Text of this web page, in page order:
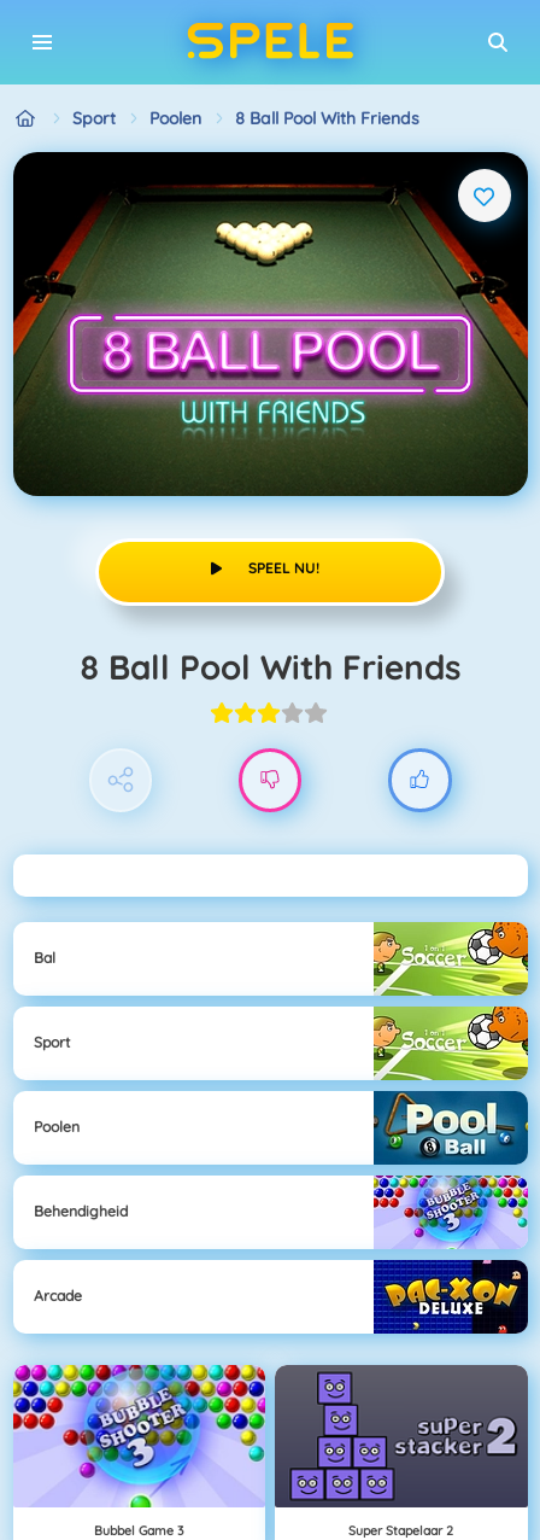
Sport Poolen 8 Ball Pool With Friends
SPEEL NU!
8 Ball Pool With Friends
Bal
Sport
Poolen
Behendigheid
Arcade
Bubbel Game 3 Super Stapelaar 2